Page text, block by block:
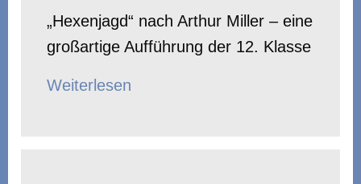
„Hexenjagd“ nach Arthur Miller – eine
großartige Aufführung der 12. Klasse
Weiterlesen